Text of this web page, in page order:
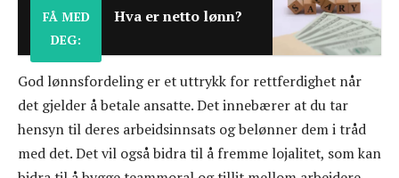
FÅ MED
DEG:
Hva er netto lønn?
God lønnsfordeling er et uttrykk for rettferdighet når
det gjelder å betale ansatte. Det innebærer at du tar
hensyn til deres arbeidsinnsats og belønner dem i tråd
med det. Det vil også bidra til å fremme lojalitet, som kan